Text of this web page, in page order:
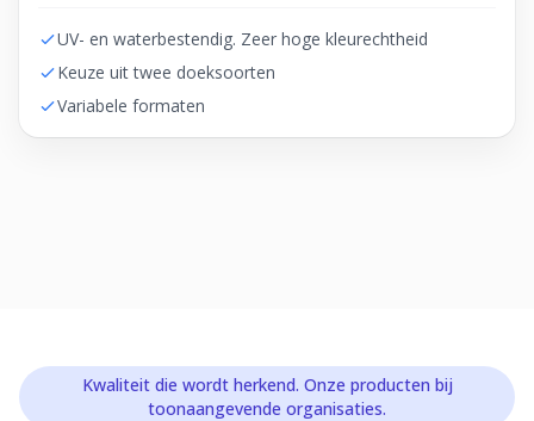
UV- en waterbestendig. Zeer hoge kleurechtheid
Keuze uit twee doeksoorten
Variabele formaten
Kwaliteit die wordt herkend. Onze producten bij
toonaangevende organisaties.